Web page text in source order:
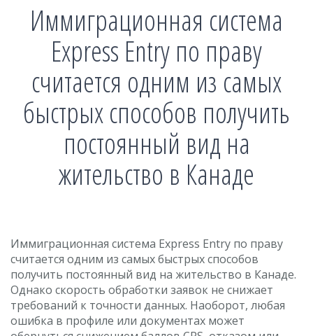
Иммиграционная система
Express Entry по праву
считается одним из самых
быстрых способов получить
постоянный вид на
жительство в Канаде
Иммиграционная система Express Entry по праву
считается одним из самых быстрых способов
получить постоянный вид на жительство в Канаде.
Однако скорость обработки заявок не снижает
требований к точности данных. Наоборот, любая
ошибка в профиле или документах может